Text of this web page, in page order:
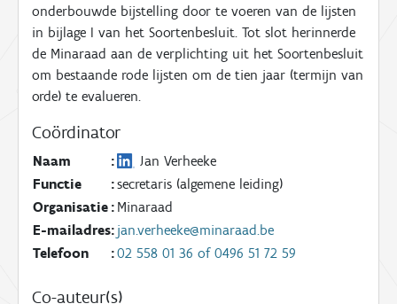
onderbouwde bijstelling door te voeren van de lijsten
in bijlage I van het Soortenbesluit. Tot slot herinnerde
de Minaraad aan de verplichting uit het Soortenbesluit
om bestaande rode lijsten om de tien jaar (termijn van
orde) te evalueren.
Coördinator
:
Naam
Jan Verheeke
:
Functie
secretaris (algemene leiding)
:
Organisatie Minaraad
:
E-mailadres jan.verheeke@minaraad.be
:
Telefoon 02 558 01 36 of 0496 51 72 59
Co-auteur(s)